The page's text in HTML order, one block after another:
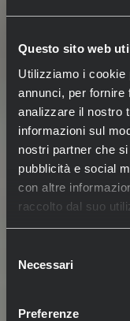
Questo sito web
Utilizziamo i cookie
annunci, per fornire
analizzare il nostro
informazioni sul
nostri partner che
pubblicità e social
con altre
raccolto dal suo
delNecessari
Preferenze